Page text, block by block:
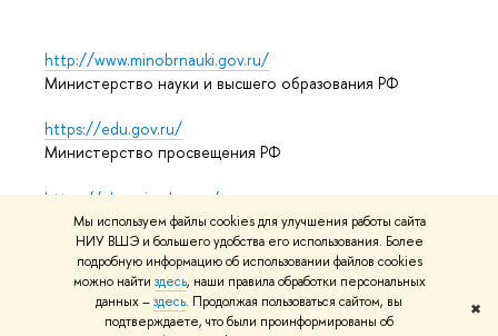
Мы используем файлы cookies для улучшения работы сайта
НИУ ВШЭ и большего удобства его использования. Более
подробную информацию об использовании файлов cookies
можно найти здесь, наши правила обработки персональных
данных –здесь. Продолжая пользоваться сайтом, вы
подтверждаете, что были проинформированы об
✖
http://www.minobrnauki.gov.ru/
Министерство науки и высшего образования РФ
https://edu.gov.ru/
Министерство просвещения РФ
https://elearning.hse.ru/mooc
Массовые открытые онлайн-курсы
© НИУ ВШЭ 1993–2026 Адреса и контактыУсловия
использования материаловПолитика конфиденциальности